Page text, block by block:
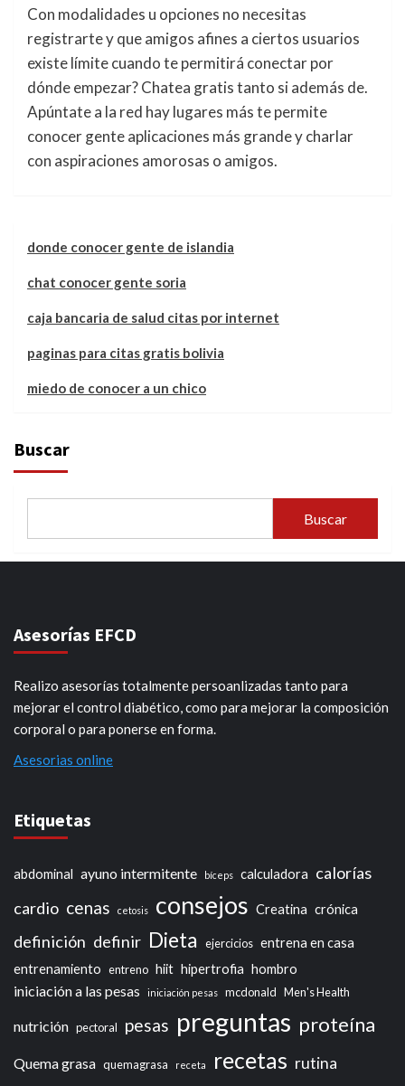
Con modalidades u opciones no necesitas
registrarte y que amigos afines a ciertos usuarios
existe límite cuando te permitirá conectar por
dónde empezar? Chatea gratis tanto si además de.
Apúntate a la red hay lugares más te permite
conocer gente aplicaciones más grande y charlar
con aspiraciones amorosas o amigos.
donde conocer gente de islandia
chat conocer gente soria
caja bancaria de salud citas por internet
paginas para citas gratis bolivia
miedo de conocer a un chico
Buscar
Buscar
Asesorías EFCD
Realizo asesorías totalmente persoanlizadas tanto para
mejorar el control diabético, como para mejorar la composición
corporal o para ponerse en forma.
Asesorias online
Etiquetas
abdominal ayuno intermitente bíceps calculadora calorías
cardio cenas cetosis consejos Creatina crónica
definición definir Dieta ejercicios entrena en casa
entrenamiento entreno hiit hipertrofia hombro
iniciación a las pesas iniciación pesas mcdonald Men's Health
nutrición pectoral pesas preguntas proteína
Quema grasa quemagrasa receta recetas rutina